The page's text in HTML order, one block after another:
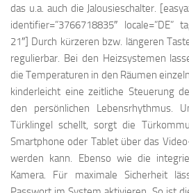
das u.a. auch die Jalousieschalter.
identifier=”3766718835″ locale=”DE”
21″] Durch kürzeren bzw. längeren
regulierbar. Bei den Heizsystemen
die Temperaturen in den Räumen
kinderleicht eine zeitliche Steuerung
den persönlichen Lebensrhythmus.
Türklingel schellt, sorgt die
Smartphone oder Tablet über das
werden kann. Ebenso wie die
Kamera. Für maximale Sicherheit